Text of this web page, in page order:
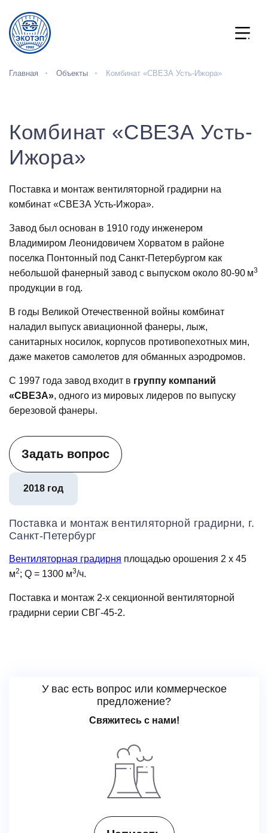
Главная Объекты Комбинат «СВЕЗА Усть-Ижора»
Комбинат «СВЕЗА Усть-
Ижора»
Поставка и монтаж вентиляторной градирни на
комбинат «СВЕЗА Усть-Ижора».
Завод был основан в 1910 году инженером
Владимиром Леонидовичем Хорватом в районе
поселка Понтонный под Санкт-Петербургом как
небольшой фанерный завод с выпуском около 80-90 м3
продукции в год.
В годы Великой Отечественной войны комбинат
наладил выпуск авиационной фанеры, лыж,
санитарных носилок, корпусов противопехотных мин,
даже макетов самолетов для обманных аэродромов.
С 1997 года завод входит в группу компаний
«СВЕЗА», одного из мировых лидеров по выпуску
березовой фанеры.
Задать вопрос
2018 год
Поставка и монтаж вентиляторной градирни, г.
Санкт-Петербург
Вентиляторная градирня площадью орошения 2 х 45
м2; Q = 1300 м3/ч.
Поставка и монтаж 2-х секционной вентиляторной
градирни серии СВГ-45-2.
У вас есть вопрос или коммерческое
предложение?
Свяжитесь с нами!